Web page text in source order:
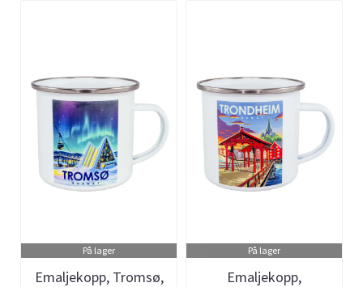
På lager
Emaljekopp, Tromsø,
På lager
Emaljekopp,